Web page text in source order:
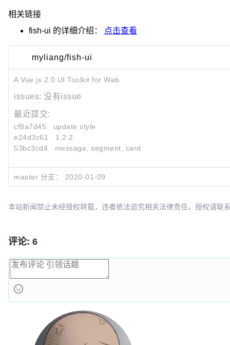
相关链接
fish-ui 的详细介绍： 点击查看
myliang/fish-ui
A Vue.js 2.0 UI Toolkit for Web
issues: 没有issue
最近提交:
cf8a7d45
update style
e24d3c61
1.2.2
53bc3cd4
message, segment, card
master 分支： 2020-01-09
本站新闻禁止未经授权转载，违者依法追究相关法律责任。授权请联
评论: 6